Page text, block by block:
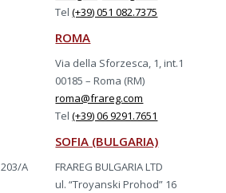
Tel(+39) 051 082.7375
ROMA
Via della Sforzesca, 1, int.1
00185 – Roma (RM)
roma@frareg.com
Tel(+39) 06 9291.7651
A
SOFIA (BULGARIA)
FRAREG BULGARIA LTD
ul. “Troyanski Prohod” 16